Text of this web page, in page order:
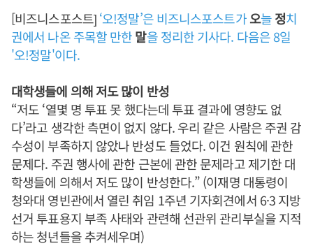
[비즈니스포스트]‘오!정말’은 비즈니스포스트가오늘정치
권에서 나온 주목할 만한말을 정리한 기사다. 다음은 8일
'오!정말'이다.
대학생들에 의해 저도 많이 반성
“저도 ‘열몇 명 투표 못 했다는데 투표 결과에 영향도 없
다’라고 생각한 측면이 없지 않다. 우리 같은 사람은 주권 감
수성이 부족하지 않았나 반성도 들었다. 이건 원칙에 관한
문제다. 주권 행사에 관한 근본에 관한 문제라고 제기한 대
학생들에 의해서 저도 많이 반성한다.” (이재명 대통령이
청와대 영빈관에서 열린 취임 1주년 기자회견에서 6·3 지방
선거 투표용지 부족 사태와 관련해 선관위 관리부실을 지적
하는 청년들을 추켜세우며)